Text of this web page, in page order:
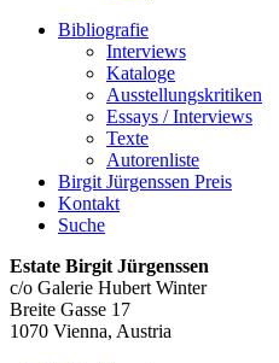
Bibliografie
Interviews
Kataloge
Ausstellungskritiken
Essays / Interviews
Texte
Autorenliste
Birgit Jürgenssen Preis
Kontakt
Suche
Estate Birgit Jürgenssen
c/o Galerie Hubert Winter
Breite Gasse 17
1070 Vienna, Austria